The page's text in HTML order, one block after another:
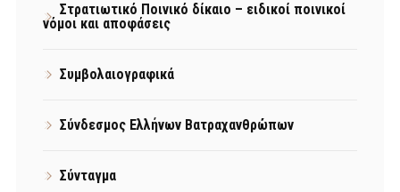
Στρατιωτικό Ποινικό δίκαιο – ειδικοί ποινικοί
νόμοι και αποφάσεις
Συμβολαιογραφικά
Σύνδεσμος Ελλήνων Βατραχανθρώπων
Σύνταγμα